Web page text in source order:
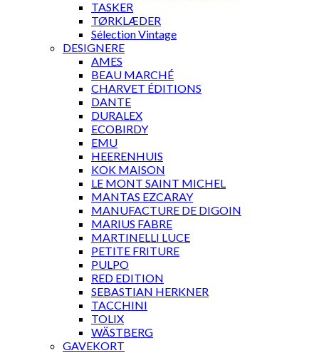
TASKER
TØRKLÆDER
Sélection Vintage
DESIGNERE
AMES
BEAU MARCHÉ
CHARVET ÉDITIONS
DANTE
DURALEX
ECOBIRDY
EMU
HEERENHUIS
KOK MAISON
LE MONT SAINT MICHEL
MANTAS EZCARAY
MANUFACTURE DE DIGOIN
MARIUS FABRE
MARTINELLI LUCE
PETITE FRITURE
PULPO
RED EDITION
SEBASTIAN HERKNER
TACCHINI
TOLIX
WÄSTBERG
GAVEKORT